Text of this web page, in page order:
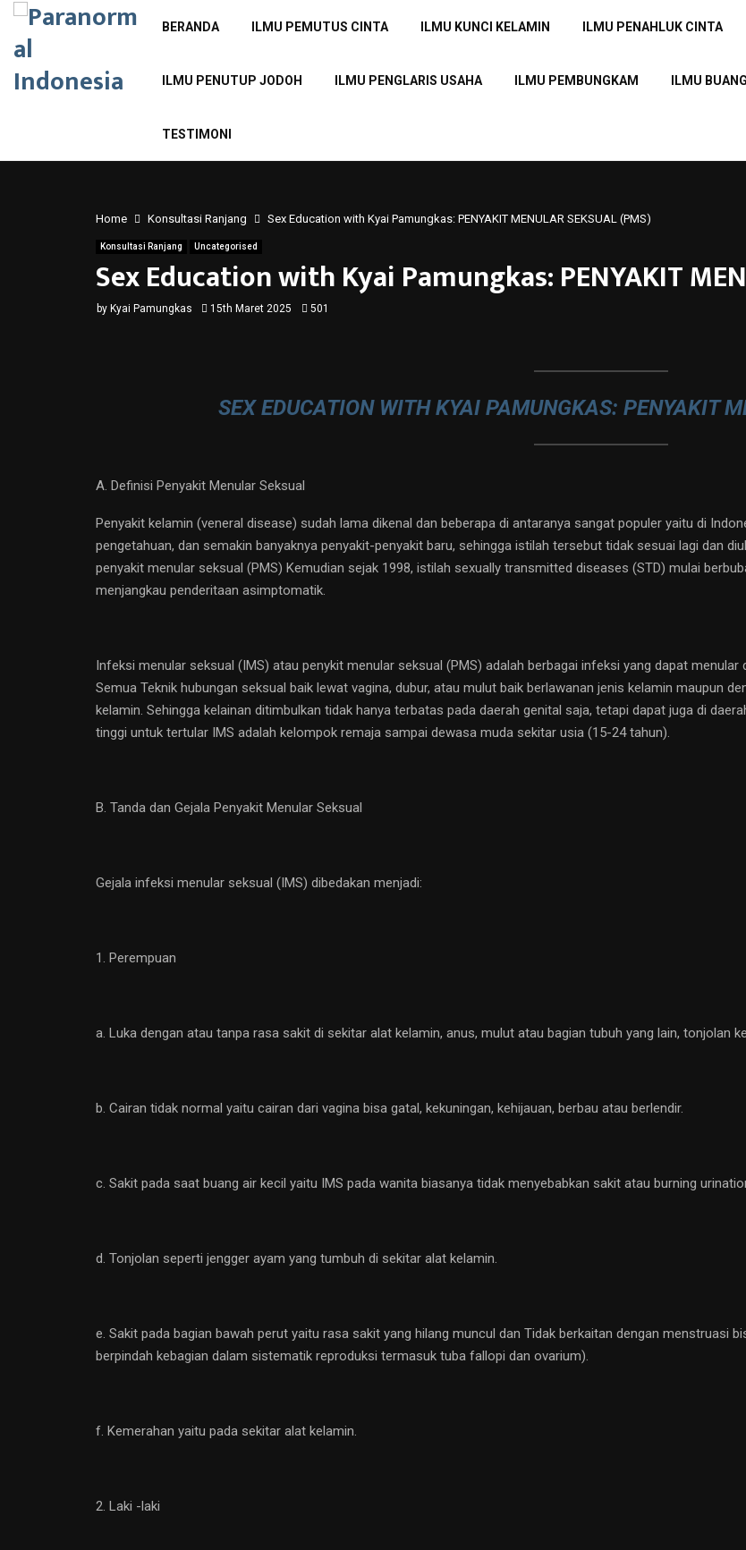
BERANDA ILMU PEMUTUS CINTA ILMU KUNCI KELAMIN ILMU PENAHLUK CINTA
ILMU PENUTUP JODOH ILMU PENGLARIS USAHA ILMU PEMBUNGKAM ILMU
TESTIMONI
Home Konsultasi Ranjang Sex Education with Kyai Pamungkas: PENYAKIT MENULAR SEKSUAL (PMS)
Konsultasi Ranjang Uncategorised
Sex Education with Kyai Pamungkas: PENYAKIT
by Kyai Pamungkas 15th Maret 2025 501
SEX EDUCATION WITH KYAI PAMUNGKAS: PENYAKIT
A. Definisi Penyakit Menular Seksual
Penyakit kelamin (veneral disease) sudah lama dikenal dan beberapa di antaranya sangat populer yaitu di
pengetahuan, dan semakin banyaknya penyakit-penyakit baru, sehingga istilah tersebut tidak sesuai lagi dan
penyakit menular seksual (PMS) Kemudian sejak 1998, istilah sexually transmitted diseases (STD) mulai
menjangkau penderitaan asimptomatik.
Infeksi menular seksual (IMS) atau penykit menular seksual (PMS) adalah berbagai infeksi yang dapat
Semua Teknik hubungan seksual baik lewat vagina, dubur, atau mulut baik berlawanan jenis kelamin maupun
kelamin. Sehingga kelainan ditimbulkan tidak hanya terbatas pada daerah genital saja, tetapi dapat juga di
tinggi untuk tertular IMS adalah kelompok remaja sampai dewasa muda sekitar usia (15-24 tahun).
B. Tanda dan Gejala Penyakit Menular Seksual
Gejala infeksi menular seksual (IMS) dibedakan menjadi:
1. Perempuan
a. Luka dengan atau tanpa rasa sakit di sekitar alat kelamin, anus, mulut atau bagian tubuh yang lain, tonjolan
b. Cairan tidak normal yaitu cairan dari vagina bisa gatal, kekuningan, kehijauan, berbau atau berlendir.
c. Sakit pada saat buang air kecil yaitu IMS pada wanita biasanya tidak menyebabkan sakit atau burning
d. Tonjolan seperti jengger ayam yang tumbuh di sekitar alat kelamin.
e. Sakit pada bagian bawah perut yaitu rasa sakit yang hilang muncul dan Tidak berkaitan dengan menstruasi
berpindah kebagian dalam sistematik reproduksi termasuk tuba fallopi dan ovarium).
f. Kemerahan yaitu pada sekitar alat kelamin.
2. Laki -laki